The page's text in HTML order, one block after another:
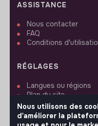
ASSISTANCE
Nous contacter
FAQ
Conditions
RÉGLAGES
Langues ou régions
Plan du site
Paramètres des
Nous utilisons des
d'améliorer la